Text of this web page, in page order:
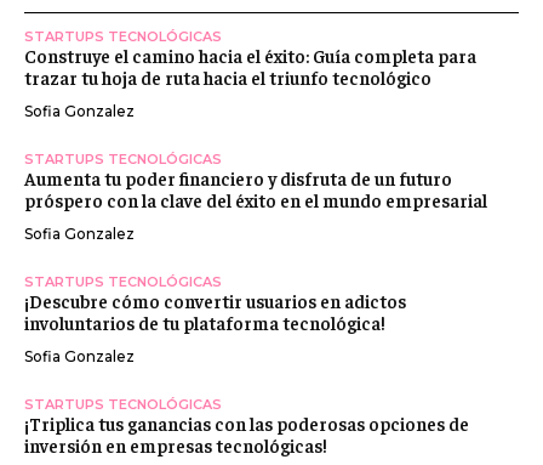
STARTUPS TECNOLÓGICAS
Construye el camino hacia el éxito: Guía completa para
trazar tu hoja de ruta hacia el triunfo tecnológico
Sofia Gonzalez
STARTUPS TECNOLÓGICAS
Aumenta tu poder financiero y disfruta de un futuro
próspero con la clave del éxito en el mundo empresarial
Sofia Gonzalez
STARTUPS TECNOLÓGICAS
¡Descubre cómo convertir usuarios en adictos
involuntarios de tu plataforma tecnológica!
Sofia Gonzalez
STARTUPS TECNOLÓGICAS
¡Triplica tus ganancias con las poderosas opciones de
inversión en empresas tecnológicas!